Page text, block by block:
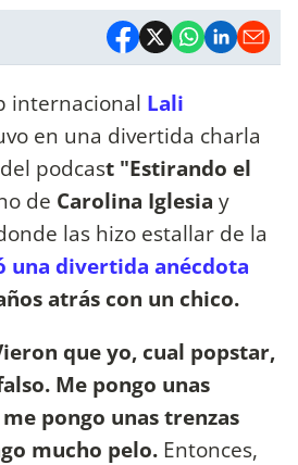
internacional Lali
en una divertida charla
podcast "Estirando el
de Carolina Iglesia y
las hizo estallar de la
una divertida anécdota
atrás con un chico.
que yo, cual popstar,
Me pongo unas
pongo unas trenzas
mucho pelo. Entonces,